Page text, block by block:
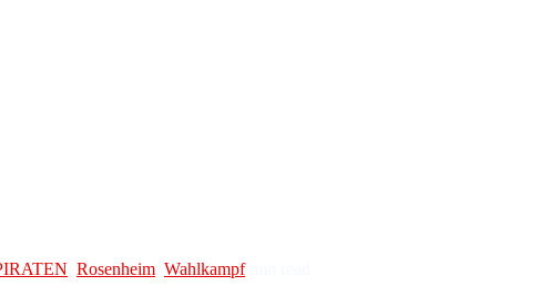
Rosenheim Wahlkampf